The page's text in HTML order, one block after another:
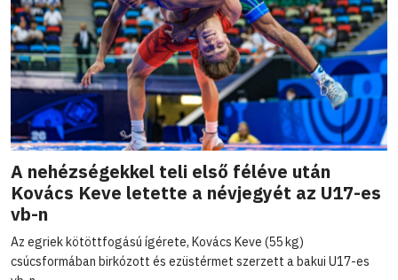
A nehézségekkel teli első féléve után
Kovács Keve letette a névjegyét az U17-es
vb-n
Az egriek kötöttfogású ígérete, Kovács Keve (55 kg)
csúcsformában birkózott és ezüstérmet szerzett a bakui U17-es